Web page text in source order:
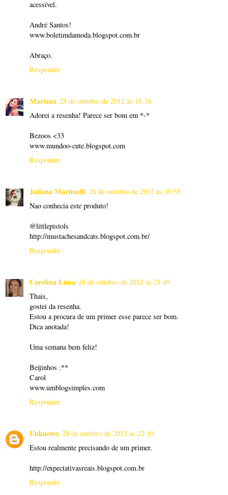
acessível.
André Santos!
www.boletimdamoda.blogspot.com.br
Abraço.
Responder
Mariana 28 de outubro de 2012 às 18:34
Adorei a resenha! Parece ser bom em *-*
Bezoos <33
www.mundoo-cute.blogspot.com
Responder
Juliana Martinelli 28 de outubro de 2012 às 19:55
Nao conhecia este produto!
@littlepistols
http://mustachesandcats.blogspot.com.br/
Responder
Carolina Lima 28 de outubro de 2012 às 21:49
Thais,
gostei da resenha.
Estou a procura de um primer esse parece ser bom.
Dica anotada!
Uma semana bem feliz!
Beijinhos :**
Carol
www.umblogsimples.com
Responder
Unknown 28 de outubro de 2012 às 22:10
Estou realmente precisando de um primer.
http://expectativasreais.blogspot.com.br
Responder